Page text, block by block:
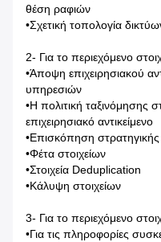
θέση ραφιών
•Σχετική τοπολογία
2- Για το περιεχόμενο
•Άποψη επιχειρησιακού
υπηρεσιών
•Η πολιτική ταξινόμησης
επιχειρησιακό αντικείμενο
•Επισκόπηση στρατηγικής
•Φέτα στοιχείων
•Στοιχεία Deduplication
•Κάλυψη στοιχείων
3- Για το περιεχόμενο
•Για τις πληροφορίες